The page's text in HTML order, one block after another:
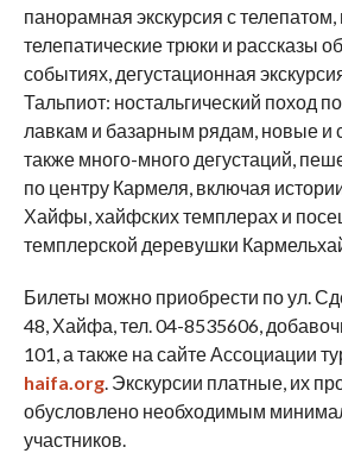
панорамная экскурсия с
телепатические трюки и рассказы
событиях, дегустационная
Тальпиот: ностальгический поход
лавкам и базарным рядам, новые и
также много-много дегустаций,
по центру Кармеля, включая
Хайфы, хайфских темплерах и
темплерской деревушки
Билеты можно приобрести по ул.
48, Хайфа, тел. 04-8535606,
101, а также на сайте Ассоциации
haifa.org. Экскурсии платные, их
обусловлено необходимым
участников.